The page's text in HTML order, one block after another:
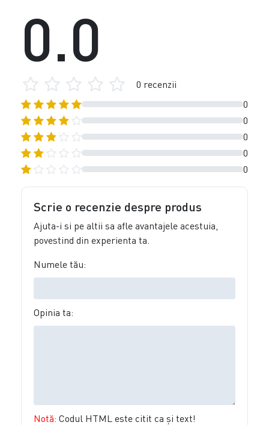
0
0
0
0
0
0.0
0 recenzii
Scrie o recenzie despre produs
Ajuta-i si pe altii sa afle avantajele acestuia,
povestind din experienta ta.
Numele tău:
Opinia ta:
Notă: Codul HTML este citit ca şi text!